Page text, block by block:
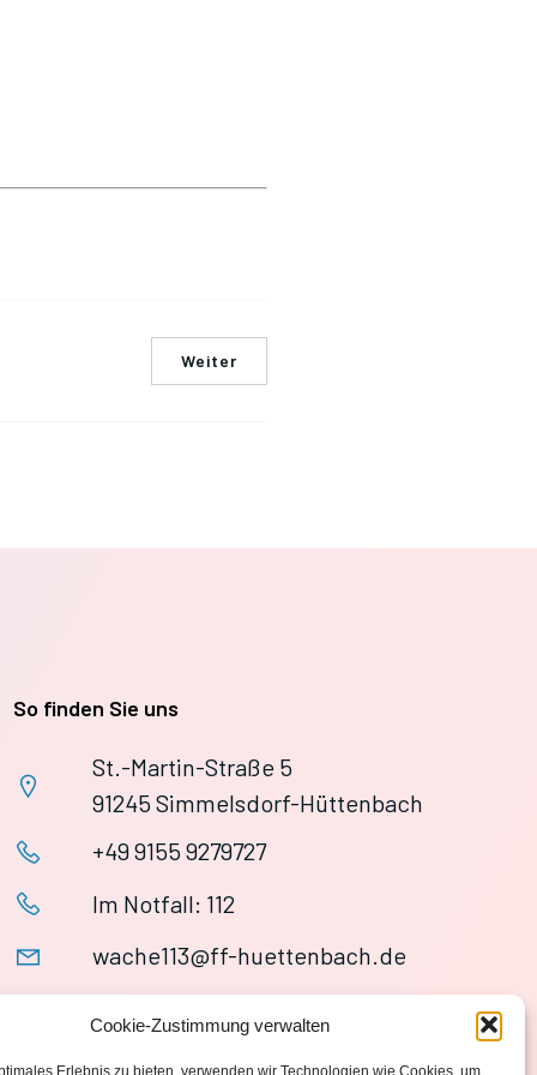
Cookie-Zustimmung verwalten
Erlebnis zu bieten, verwenden wir Technologien wie Cookies, um
Weiter
So finden Sie uns
St.-Martin-Straße 5
91245 Simmelsdorf-Hüttenbach
+49 9155 9279727
Im Notfall: 112
wache113@ff-huettenbach.de